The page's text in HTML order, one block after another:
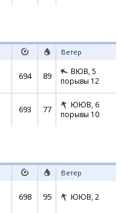
Ветер
694 89 ВЮВ, 5
порывы 12
693 77 ЮЮВ, 6
порывы 10
Ветер
698 95 ЮЮВ, 2